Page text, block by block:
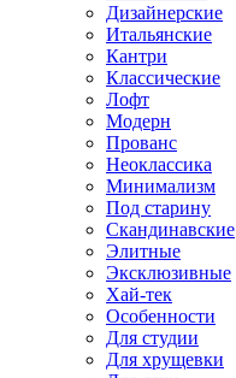
Дизайнерские
Итальянские
Кантри
Классические
Лофт
Модерн
Прованс
Неоклассика
Минимализм
Под старину
Скандинавские
Элитные
Эксклюзивные
Хай-тек
Особенности
Для студии
Для хрущевки